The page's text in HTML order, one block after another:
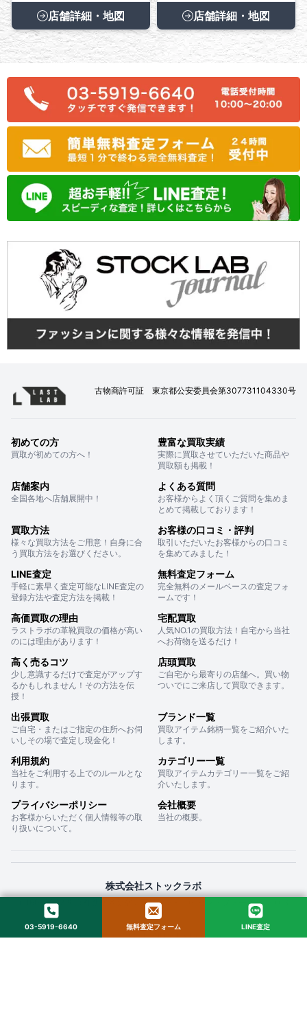
店舗詳細・地図 店舗詳細・地図
古物商許可証 東京都公安委員会第307731104330号
初めての方
買取が初めての方へ！
豊富な買取実績
実際に買取させていただいた商品や
買取額も掲載！
店舗案内
全国各地へ店舗展開中！
よくある質問
お客様からよく頂くご質問を集めま
とめて掲載しております！
買取方法
様々な買取方法をご用意！自身に合
う買取方法をお選びください。
お客様の口コミ・評判
取引いただいたお客様からの口コミ
を集めてみました！
LINE査定
手軽に素早く査定可能なLINE査定の
登録方法や査定方法を掲載！
無料査定フォーム
完全無料のメールベースの査定フォ
ームです！
高価買取の理由
ラストラボの革靴買取の価格が高い
のには理由があります！
宅配買取
人気NO.1の買取方法！自宅から当社
へお荷物を送るだけ！
高く売るコツ
少し意識するだけで査定がアップす
るかもしれません！その方法を伝
授！
店頭買取
ご自宅から最寄りの店舗へ。買い物
ついでにご来店して買取できます。
出張買取
ご自宅・またはご指定の住所へお伺
いしその場で査定し現金化！
ブランド一覧
買取アイテム銘柄一覧をご紹介いた
します。
利用規約
当社をご利用する上でのルールとな
ります。
カテゴリー一覧
買取アイテムカテゴリー一覧をご紹
介いたします。
プライバシーポリシー
お客様からいただく個人情報等の取
り扱いについて。
会社概要
当社の概要。
株式会社ストックラボ
〒160-0022 東京都新宿区新宿２丁目１２−１６ セントフォービル ２０３
© 2025 StockLab. All Rights Reserved.
03-5919-6640 無料査定フォーム LINE査定